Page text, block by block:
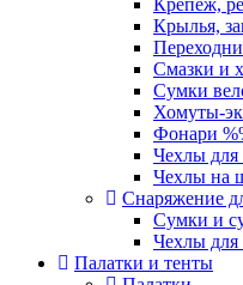
Крепеж,
Крылья,
Смазки и
Сумки
Хомуты-
Фонари
Чехлы для
Чехлы на
Снаряжение
Сумки и
Чехлы для
Палатки и тенты